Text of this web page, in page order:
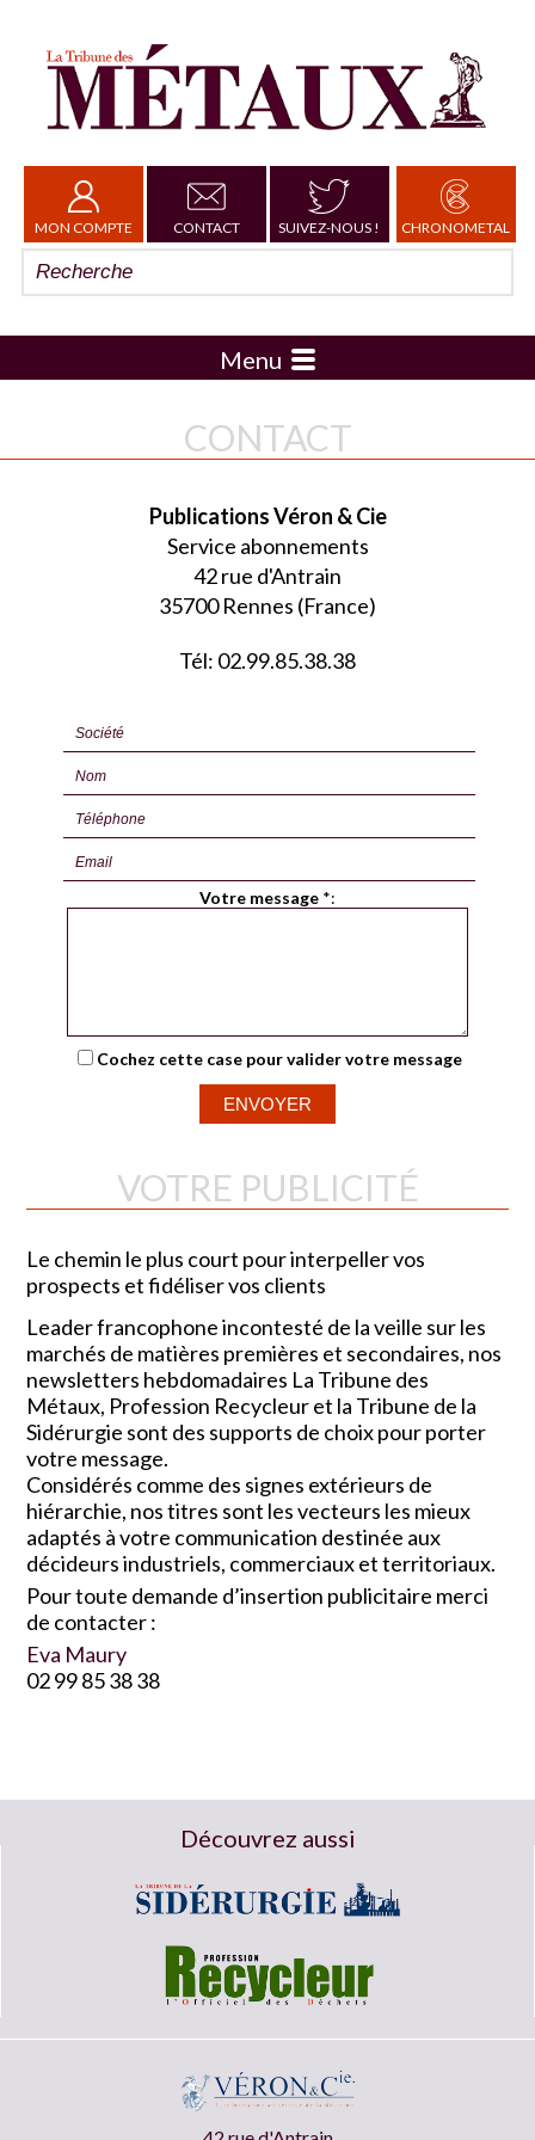
MON COMPTE CONTACT SUIVEZ-NOUS ! CHRONOMETAL
Menu
CONTACT
Publications Véron & Cie
Service abonnements
42 rue d'Antrain
35700 Rennes (France)
Tél: 02.99.85.38.38
Votre message *:
Cochez cette case pour valider votre message
VOTRE PUBLICITÉ
Le chemin le plus court pour interpeller vos
prospects et fidéliser vos clients
Leader francophone incontesté de la veille sur les
marchés de matières premières et secondaires, nos
newsletters hebdomadaires La Tribune des
Métaux, Profession Recycleur et la Tribune de la
Sidérurgie sont des supports de choix pour porter
votre message.
Considérés comme des signes extérieurs de
hiérarchie, nos titres sont les vecteurs les mieux
adaptés à votre communication destinée aux
décideurs industriels, commerciaux et territoriaux.
Pour toute demande d’insertion publicitaire merci
de contacter :
Eva Maury
02 99 85 38 38
Découvrez aussi